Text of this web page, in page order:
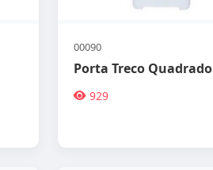
00090
Porta Treco Quadrado
929